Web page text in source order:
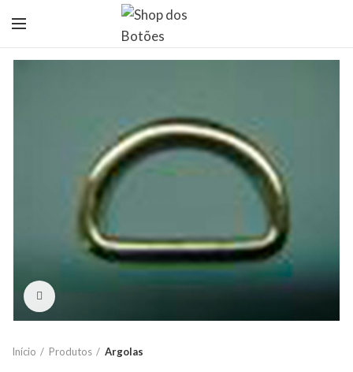
Início Produtos Argolas